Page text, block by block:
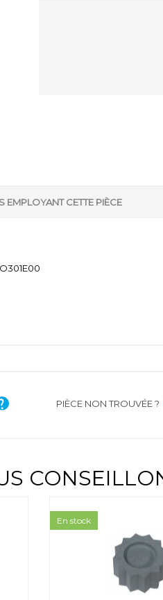
EMPLOYANT CETTE PIÈCE
PIÈCE NON TROUVÉE ?
En stock